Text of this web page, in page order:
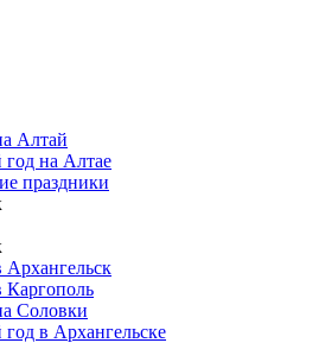
Алтай
на Алтае
праздники
Каргополь
Соловки
в Архангельске